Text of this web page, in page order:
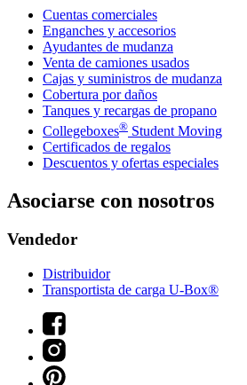
Cuentas comerciales
Enganches y accesorios
Ayudantes de mudanza
Venta de camiones usados
Cajas y suministros de mudanza
Cobertura por daños
Tanques y recargas de propano
Collegeboxes® Student Moving
Certificados de regalos
Descuentos y ofertas especiales
Asociarse con nosotros
Vendedor
Distribuidor
Transportista de carga U-Box®